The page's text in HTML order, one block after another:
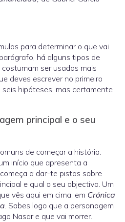
para determinar o que vai
há alguns tipos de
ser usados mais
deves escrever no primeiro
hipóteses, mas certamente
principal e o seu
de começar a história.
início que apresenta a
a dar-te pistas sobre
e qual o seu objectivo. Um
vês aqui em cima, em Crónica
. Sabes logo que a personagem
Nasar e que vai morrer.